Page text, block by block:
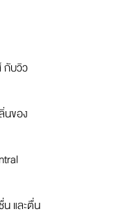
กับวิว
นของ
และตื่น